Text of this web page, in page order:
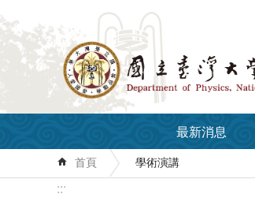
跳到主要內容區塊
最新消息
首頁 學術演講
:::